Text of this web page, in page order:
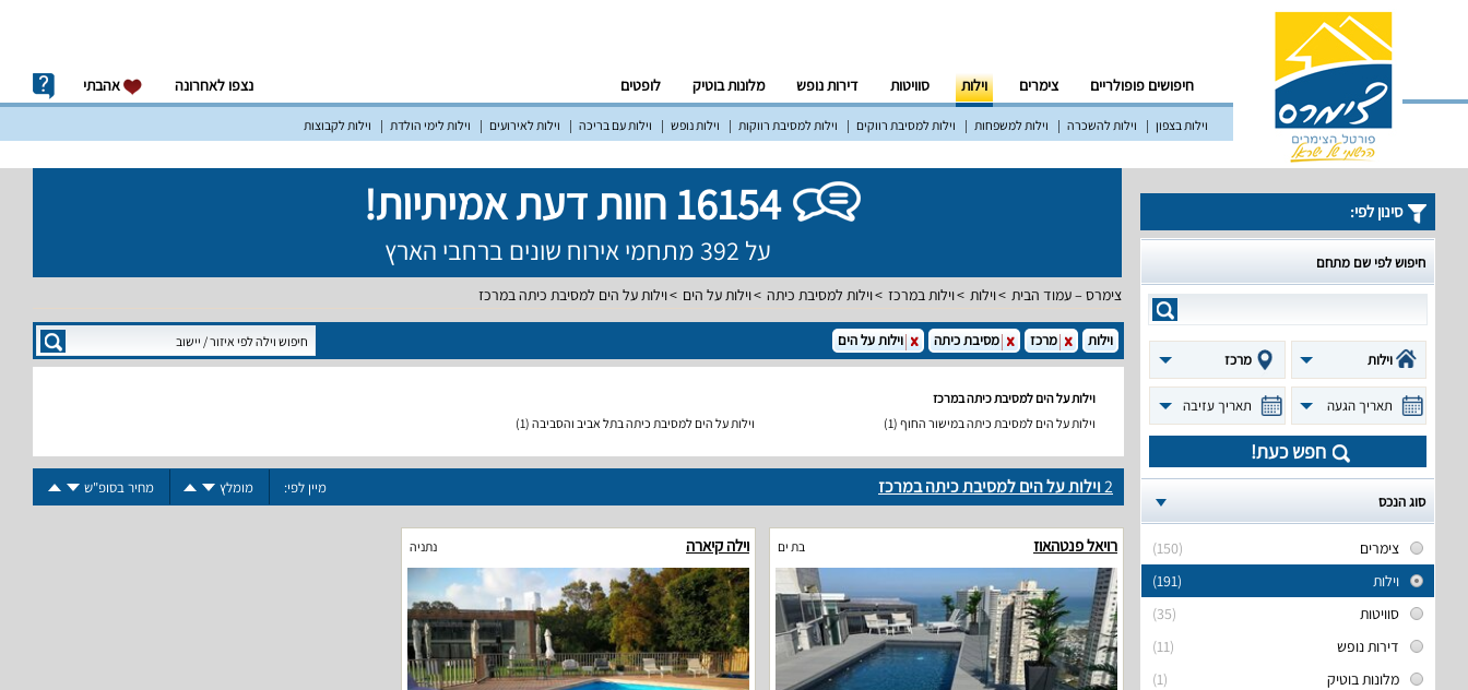
חיפושים פופולריים צימרים וילות סוויטות דירות נופש מלונות בוטיק לופטים נצפו לאחרונה אהבתי
וילות בצפון וילות להשכרה וילות למשפחות וילות למסיבת רווקים וילות למסיבת רווקות וילות נופש וילות עם בריכה וילות לאירועים וילות לימי הולדת וילות לקבוצות
16154 חוות דעת אמיתיות!
על 392 מתחמי אירוח שונים ברחבי הארץ
צימרס – עמוד הבית וילות וילות במרכז וילות למסיבת כיתה וילות על הים וילות על הים למסיבת כיתה במרכז
סינון לפי:
חיפוש לפי שם מתחם
וילות מרכז
תאריך הגעה תאריך עזיבה
חפש כעת!
סוג הנכס
(150)
צימרים
(191)
וילות
(35)
סוויטות
(11)
דירות נופש
(1)
מלונות בוטיק
וילות מרכז מסיבת כיתה וילות על הים
וילות על הים למסיבת כיתה במרכז
וילות על הים למסיבת כיתה במישור החוף (1) וילות על הים למסיבת כיתה בתל אביב והסביבה (1)
2וילות על הים למסיבת כיתה במרכז מיין לפי: מומלץ מחיר בסופ"ש
רויאל פנטהאוז בת ים וילה קיארה נתניה